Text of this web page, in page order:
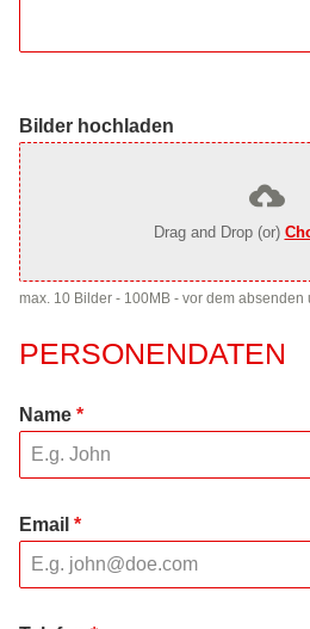
Bilder hochladen
Drag and Drop (or)
max. 10 Bilder - 100MB - vor dem absenden
PERSONENDATEN
Name *
Email *